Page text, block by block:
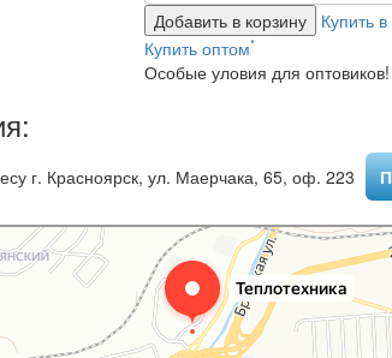
Добавить в корзину
Купить
Купить оптом*
Особые уловия для оптовиков!
г. Красноярск, ул. Маерчака, 65, оф. 223